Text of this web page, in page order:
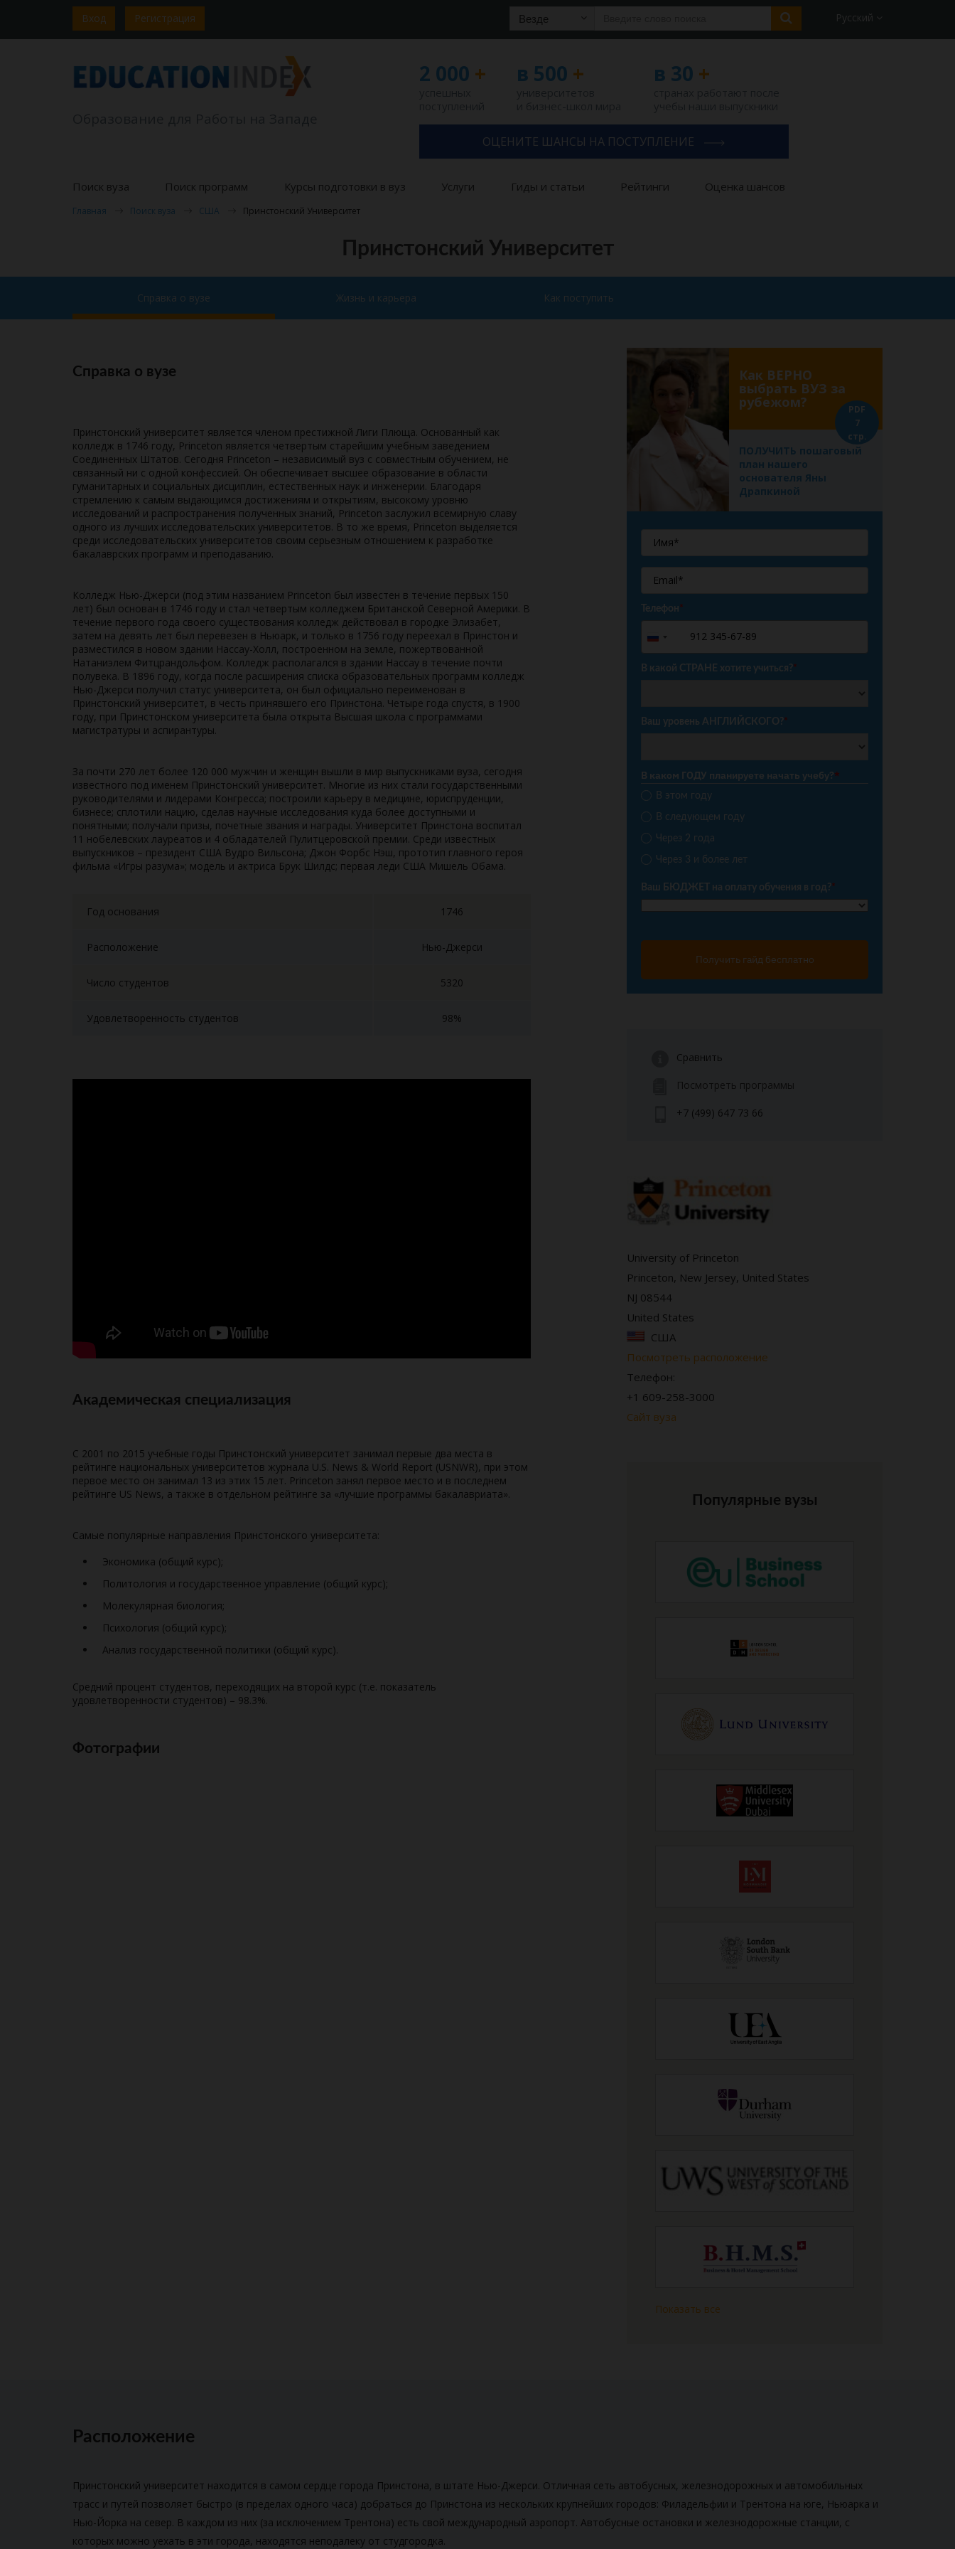
Вход Регистрация Везде Русский
2 000 + в 500 + в 30 +
ОЦЕНИТЕ ШАНСЫ НА ПОСТУПЛЕНИЕ
Поиск вуза Поиск программ Курсы подготовки в вуз Услуги Гиды и статьи Рейтинги Оценка шансов
Главная Поиск вуза США Принстонский Университет
Принстонский Университет
Справка о вузе Жизнь и карьера Как поступить
Справка о вузе
Принстонский университет является членом престижной Лиги Плюща. Основанный как
колледж в 1746 году, Princeton является четвертым старейшим учебным заведением
Соединенных Штатов. Сегодня Princeton – независимый вуз с совместным обучением, не
связанный ни с одной конфессией. Он обеспечивает высшее образование в области
гуманитарных и социальных дисциплин, естественных наук и инженерии. Благодаря
стремлению к самым выдающимся достижениям и открытиям, высокому уровню
исследований и распространения полученных знаний, Princeton заслужил всемирную славу
одного из лучших исследовательских университетов. В то же время, Princeton выделяется
среди исследовательских университетов своим серьезным отношением к разработке
бакалаврских программ и преподаванию.
Колледж Нью-Джерси (под этим названием Princeton был известен в течение первых 150
лет) был основан в 1746 году и стал четвертым колледжем Британской Северной Америки. В
течение первого года своего существования колледж действовал в городке Элизабет,
затем на девять лет был перевезен в Ньюарк, и только в 1756 году переехал в Принстон и
разместился в новом здании Нассау-Холл, построенном на земле, пожертвованной
Натаниэлем Фитцрандольфом. Колледж располагался в здании Нассау в течение почти
полувека. В 1896 году, когда после расширения списка образовательных программ колледж
Нью-Джерси получил статус университета, он был официально переименован в
Принстонский университет, в честь принявшего его Принстона. Четыре года спустя, в 1900
году, при Принстонском университета была открыта Высшая школа с программами
магистратуры и аспирантуры.
За почти 270 лет более 120 000 мужчин и женщин вышли в мир выпускниками вуза, сегодня
известного под именем Принстонский университет. Многие из них стали государственными
руководителями и лидерами Конгресса; построили карьеру в медицине, юриспруденции,
бизнесе; сплотили нацию, сделав научные исследования куда более доступными и
понятными; получали призы, почетные звания и награды. Университет Принстона воспитал
11 нобелевских лауреатов и 4 обладателей Пулитцеровской премии. Среди известных
выпускников – президент США Вудро Вильсона; Джон Форбс Нэш, прототип главного героя
фильма «Игры разума»; модель и актриса Брук Шилдс; первая леди США Мишель Обама.
Год основания 1746
Расположение Нью-Джерси
Число студентов 5320
Удовлетворенность студентов 98%
Академическая специализация
С 2001 по 2015 учебные годы Принстонский университет занимал первые два места в
рейтинге национальных университетов журнала U.S. News & World Report (USNWR), при этом
первое место он занимал 13 из этих 15 лет. Princeton занял первое место и в последнем
рейтинге US News, а также в отдельном рейтинге за «лучшие программы бакалавриата».
Самые популярные направления Принстонского университета:
Экономика (общий курс);
Политология и государственное управление (общий курс);
Молекулярная биология;
Психология (общий курс);
Анализ государственной политики (общий курс).
Средний процент студентов, переходящих на второй курс (т.е. показатель
удовлетворенности студентов) – 98.3%.
Фотографии
Как ВЕРНО
выбрать ВУЗ за
рубежом?
ПОЛУЧИТЬ пошаговый
план нашего
основателя Яны
Драпкиной
PDF
7
стр.
Телефон*
Russia
+7
В какой СТРАНЕ хотите учиться?*
Ваш уровень АНГЛИЙСКОГО?*
В каком ГОДУ планируете начать учебу?*
В этом году
В следующем году
Через 2 года
Через 3 и более лет
Ваш БЮДЖЕТ на оплату обучения в год?*
Получить гайд бесплатно
Сравнить
Посмотреть программы
+7 (499) 647 73 66
University of Princeton
Princeton, New Jersey, United States
NJ 08544
United States
США
Посмотреть расположение
Телефон:
+1 609-258-3000
Сайт вуза
Популярные вузы
Показать все
Расположение
Принстонский университет находится в самом сердце города Принстона, в штате Нью-Джерси. Отличная сеть автобусных, железнодорожных и автомобильных
трасс и путей позволяет быстро (в пределах одного часа) добраться до Принстона из нескольких крупнейших городов: Филадельфии и Трентона на юге, Ньюарка и
Нью-Йорка на север. В каждом из них (за исключением Трентона) есть свой международный аэропорт. Автобусные остановки и железнодорожные станции, с
которых можно уехать в эти города, находятся неподалеку от студгородка.